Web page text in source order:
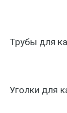
Трубы для
Уголки для